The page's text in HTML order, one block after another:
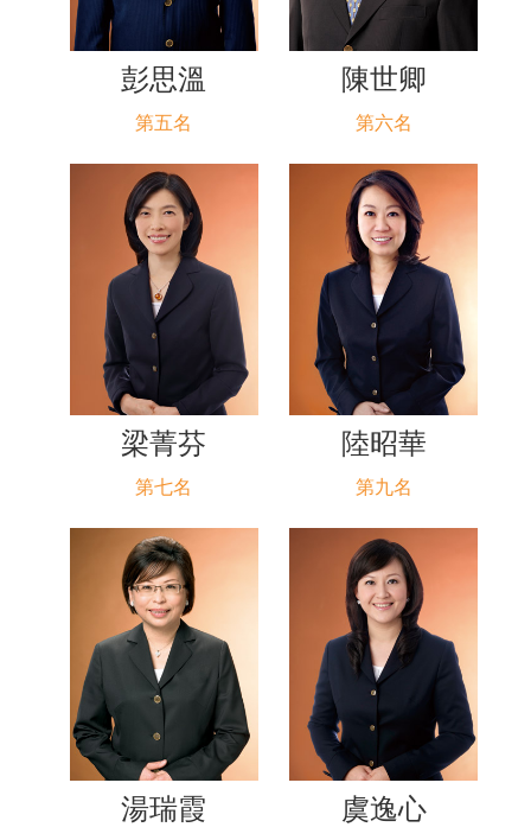
彭思溫
第五名
陳世卿
第六名
梁菁芬
第七名
陸昭華
第九名
湯瑞霞 虞逸心